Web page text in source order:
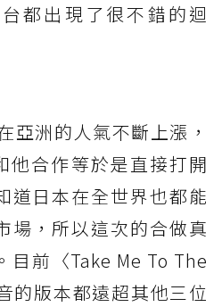
都出現了很不錯的迴
亞洲的人氣不斷上漲，
他合作等於是直接打開
道日本在全世界也都能
場，所以這次的合做真
目前〈Take Me To The
的版本都遠超其他三位